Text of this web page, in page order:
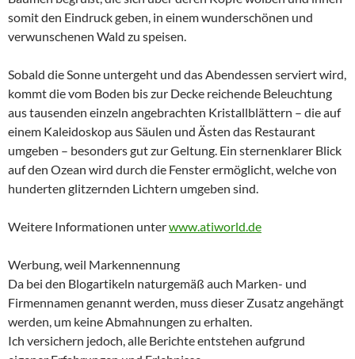
somit den Eindruck geben, in einem wunderschönen und
verwunschenen Wald zu speisen.
Sobald die Sonne untergeht und das Abendessen serviert wird,
kommt die vom Boden bis zur Decke reichende Beleuchtung
aus tausenden einzeln angebrachten Kristallblättern – die auf
einem Kaleidoskop aus Säulen und Ästen das Restaurant
umgeben – besonders gut zur Geltung. Ein sternenklarer Blick
auf den Ozean wird durch die Fenster ermöglicht, welche von
hunderten glitzernden Lichtern umgeben sind.
Weitere Informationen unterwww.atiworld.de
Werbung, weil Markennennung
Da bei den Blogartikeln naturgemäß auch Marken- und
Firmennamen genannt werden, muss dieser Zusatz angehängt
werden, um keine Abmahnungen zu erhalten.
Ich versichern jedoch, alle Berichte entstehen aufgrund